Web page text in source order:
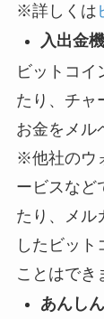
※詳しくは
入出金
ビットコイ
たり、チャ
お金をメル
※他社のウ
ービスなど
たり、メル
したビット
ことはでき
あんし